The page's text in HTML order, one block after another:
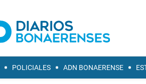
POLICIALES ADN BONAERENSE